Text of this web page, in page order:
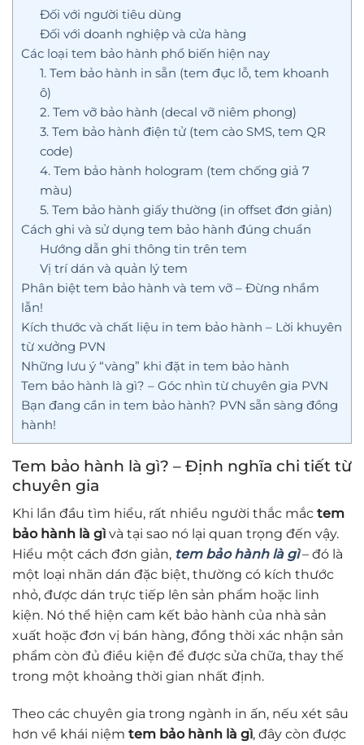
Đối với người tiêu dùng
Đối với doanh nghiệp và cửa hàng
Các loại tem bảo hành phổ biến hiện nay
1. Tem bảo hành in sẵn (tem đục lỗ, tem khoanh
ô)
2. Tem vỡ bảo hành (decal vỡ niêm phong)
3. Tem bảo hành điện tử (tem cào SMS, tem QR
code)
4. Tem bảo hành hologram (tem chống giả 7
màu)
5. Tem bảo hành giấy thường (in offset đơn giản)
Cách ghi và sử dụng tem bảo hành đúng chuẩn
Hướng dẫn ghi thông tin trên tem
Vị trí dán và quản lý tem
Phân biệt tem bảo hành và tem vỡ – Đừng nhầm
lẫn!
Kích thước và chất liệu in tem bảo hành – Lời khuyên
từ xưởng PVN
Những lưu ý “vàng” khi đặt in tem bảo hành
Tem bảo hành là gì? – Góc nhìn từ chuyên gia PVN
Bạn đang cần in tem bảo hành? PVN sẵn sàng đồng
hành!
Tem bảo hành là gì? – Định nghĩa chi tiết từ
chuyên gia
Khi lần đầu tìm hiểu, rất nhiều người thắc mắc tem
bảo hành là gìvà tại sao nó lại quan trọng đến vậy.
Hiểu một cách đơn giản, tem bảo hành là gì– đó là
một loại nhãn dán đặc biệt, thường có kích thước
nhỏ, được dán trực tiếp lên sản phẩm hoặc linh
kiện. Nó thể hiện cam kết bảo hành của nhà sản
xuất hoặc đơn vị bán hàng, đồng thời xác nhận sản
phẩm còn đủ điều kiện để được sửa chữa, thay thế
trong một khoảng thời gian nhất định.
Theo các chuyên gia trong ngành in ấn, nếu xét sâu
hơn về khái niệm tem bảo hành là gì, đây còn được